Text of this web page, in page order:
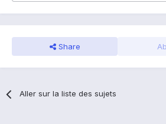
Share
Aller sur la liste des sujets